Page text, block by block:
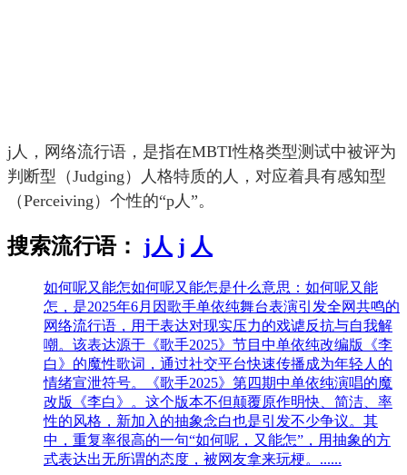
j人，网络流行语，是指在MBTI性格类型测试中被评为
判断型（Judging）人格特质的人，对应着具有感知型
（Perceiving）个性的“p人”。
搜索流行语： j人 j 人
如何呢又能怎如何呢又能怎是什么意思：如何呢又能
怎，是2025年6月因歌手单依纯舞台表演引发全网共鸣的
网络流行语，用于表达对现实压力的戏谑反抗与自我解
嘲。该表达源于《歌手2025》节目中单依纯改编版《李
白》的魔性歌词，通过社交平台快速传播成为年轻人的
情绪宣泄符号。‌‌《歌手2025》第四期中单依纯演唱的魔
改版《李白》。这个版本不但颠覆原作明快、简洁、率
性的风格，新加入的抽象念白也是引发不少争议。其
中，重复率很高的一句“如何呢，又能怎”，用抽象的方
式表达出无所谓的态度，被网友拿来玩梗。......